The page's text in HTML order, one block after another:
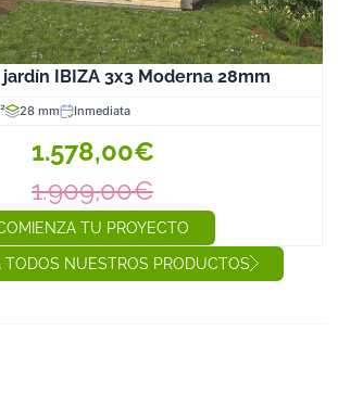
IBIZA 3x3 Moderna 28mm
28 mm Inmediata
1.578,00€
1.909,00€
TU PROYECTO
TODOS NUESTROS PRODUCTOS